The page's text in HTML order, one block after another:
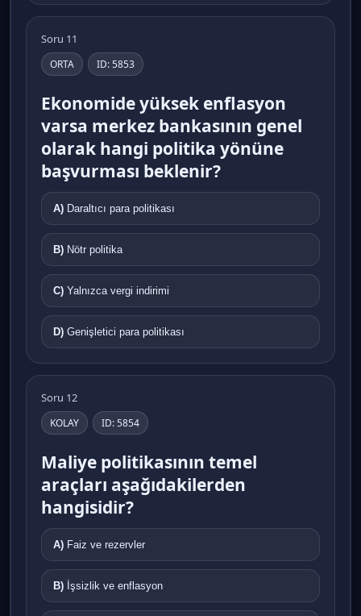
Soru 11
ORTA ID: 5853
Ekonomide yüksek enflasyon
varsa merkez bankasının genel
olarak hangi politika yönüne
başvurması beklenir?
A) Daraltıcı para politikası
B) Nötr politika
C) Yalnızca vergi indirimi
D) Genişletici para politikası
Soru 12
KOLAY ID: 5854
Maliye politikasının temel
araçları aşağıdakilerden
hangisidir?
A) Faiz ve rezervler
B) İşsizlik ve enflasyon